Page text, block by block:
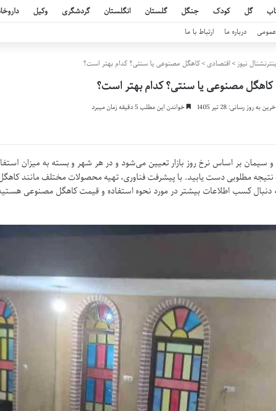
گل کودک جنگل گلستان انگلستان گردشگری وکیل
عمومی درباره ما ارتباط با ما
نیوز>اقتصادی>کاهگل مصنوعی یا سنتی؟ کدام بهتر است؟
کاهگل مصنوعی یا سنتی؟ کدام بهتر است؟
به روز رسانی: 28 تیر 1405 خواندن این مطلب 5 دقیقه زمان میبرد
و سیمان بر اساس نرخ روز بازار تعیین می‌شود و در هر شهر و بسته به میزان
نتیجه مطلوبی دست یابید. با پیشرفت فناوری، تهیه محصولات مختلف مانند
کسب اطلاعات بیشتر در مورد نحوه استفاده و قیمت کاهگل مصنوعی